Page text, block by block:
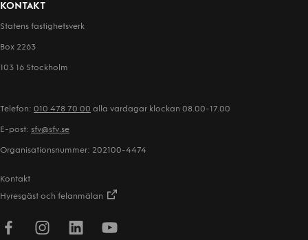
KONTAKT
Statens fastighetsverk
Box 2263
103 16 Stockholm
Telefon: 010 478 70 00 alla vardagar klockan 08.00-17.00
E-post: sfv@sfv.se
Organisationsnummer: 202100-4474
Kontakt
Hyresgäst och felanmälan